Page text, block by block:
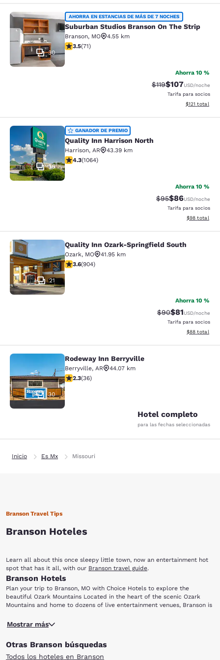
Suburban Studios Branson On The
30
AHORRA EN ESTANCIAS DE MÁS DE 7 NOCHES
Suburban Studios Branson On The Strip
Branson, MO
4.55 km
calificación de 3.52 estrellas. Bueno. 71 reseñas
3.5(71)
Ahorra 10 %
Precio tachado:
$119Precio con
$107USD/noche
Tarifa para socios
Ver detalles
$121 total
Quality Inn Harrison North
36
GANADOR DE PREMIO
Quality Inn Harrison North
Harrison, AR
43.39 km
calificación de 4.28 estrellas. Excelente. 1064 reseñas
4.3(1064)
Ahorra 10 %
Precio tachado:
$95Precio con
$86USD/noche
Tarifa para socios
Ver detalles
$98 total
Quality Inn Ozark-Springfield South
21
Quality Inn Ozark-Springfield South
Ozark, MO
41.95 km
calificación de 3.59 estrellas. Bueno. 904 reseñas
3.6(904)
Ahorra 10 %
Precio tachado:
$90Precio con
$81USD/noche
Tarifa para socios
Ver detalles
$88 total
Rodeway Inn Berryville
30
Rodeway Inn Berryville
Berryville, AR
44.07 km
calificación de 2.28 estrellas. Feria. 36 reseñas
2.3(36)
Hotel completo
para las fechas seleccionadas
Inicio Es Mx Missouri
Branson Travel Tips
Branson Hoteles
Learn all about this once sleepy little town, now an entertainment hot
spot that has it all, with our Branson travel guide.
Branson Hotels
Plan your trip to Branson, MO with Choice Hotels to explore the
beautiful Ozark Mountains Located in the heart of the scenic Ozark
Mountains and home to dozens of live entertainment venues, Branson is
Hotels has a variety of accommodations for your next visit to this
travel itinerary: Dixie Stampede Silver Dollar City White Water Branson
Landing Table Rock Lake Lake Taneycomo
Ready for a night of entertainment in Branson, MO? Dolly Parton's Dixie
Stampede Dinner and Live Show is a fun-filled, action-packed
show featuring live animals, amazing stunts and special effects, plus a
scrumptious four-course meal with dessert. Arrive early and take a
Mostrar más
Otras Branson búsquedas
Todos los hoteles en Branson